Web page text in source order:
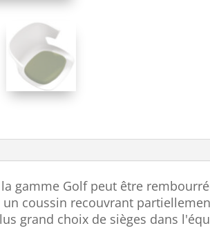
gamme Golf peut être
coussin recouvrant
grand choix de sièges dans